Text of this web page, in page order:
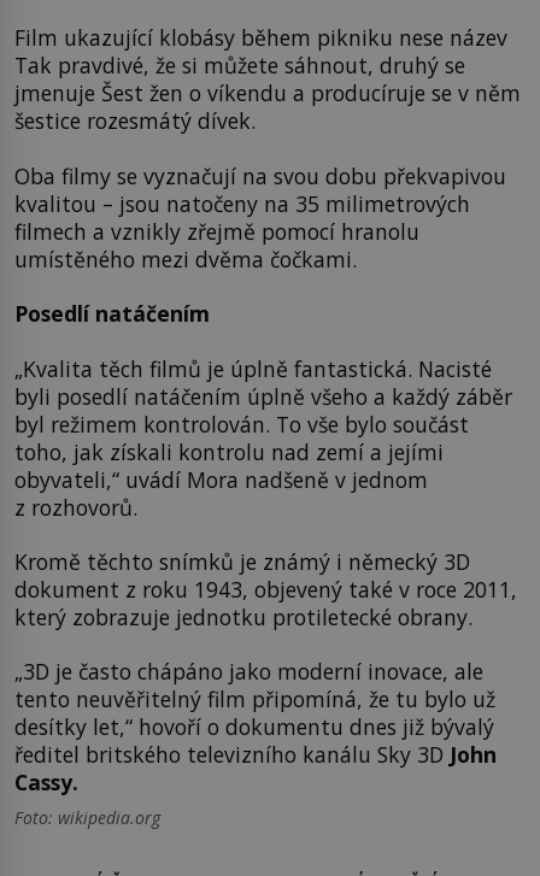
Film ukazující klobásy během pikniku nese název
Tak pravdivé, že si můžete sáhnout, druhý se
jmenuje Šest žen o víkendu a producíruje se v něm
šestice rozesmátý dívek.
Oba filmy se vyznačují na svou dobu překvapivou
kvalitou – jsou natočeny na 35 milimetrových
filmech a vznikly zřejmě pomocí hranolu
umístěného mezi dvěma čočkami.
Posedlí natáčením
„Kvalita těch filmů je úplně fantastická. Nacisté
byli posedlí natáčením úplně všeho a každý záběr
byl režimem kontrolován. To vše bylo součást
toho, jak získali kontrolu nad zemí a jejími
obyvateli,“ uvádí Mora nadšeně v jednom
z rozhovorů.
Kromě těchto snímků je známý i německý 3D
dokument z roku 1943, objevený také v roce 2011,
který zobrazuje jednotku protiletecké obrany.
„3D je často chápáno jako moderní inovace, ale
tento neuvěřitelný film připomíná, že tu bylo už
desítky let,“ hovoří o dokumentu dnes již bývalý
ředitel britského televizního kanálu Sky 3D John
Cassy.
Foto: wikipedia.org